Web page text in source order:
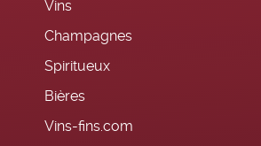
Vins
Champagnes
Spiritueux
Bières
Vins-fins.com